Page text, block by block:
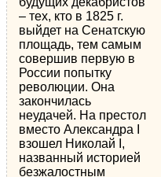
– тех, кто в 1825 г.
выйдет на Сенатскую
площадь, тем самым
совершив первую в
России попытку
революции. Она
закончилась
неудачей. На престол
вместо Александра I
взошел Николай I,
названный историей
безжалостным